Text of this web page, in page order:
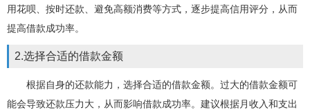
用花呗、按时还款、避免高额消费等方式，逐步提高信用评分，从而
提高借款成功率。
2.选择合适的借款金额
根据自身的还款能力，选择合适的借款金额。过大的借款金额可
能会导致还款压力大，从而影响借款成功率。建议根据月收入和支出